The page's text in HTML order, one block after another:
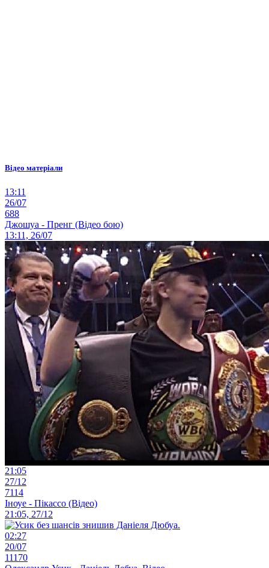
Відео матеріали
13:11
26/07
688
Джошуа - Пренг (Відео бою)
13:11, 26/07
21:05
27/12
7114
Іноуе - Пікассо (Відео)
21:05, 27/12
02:27
20/07
11170